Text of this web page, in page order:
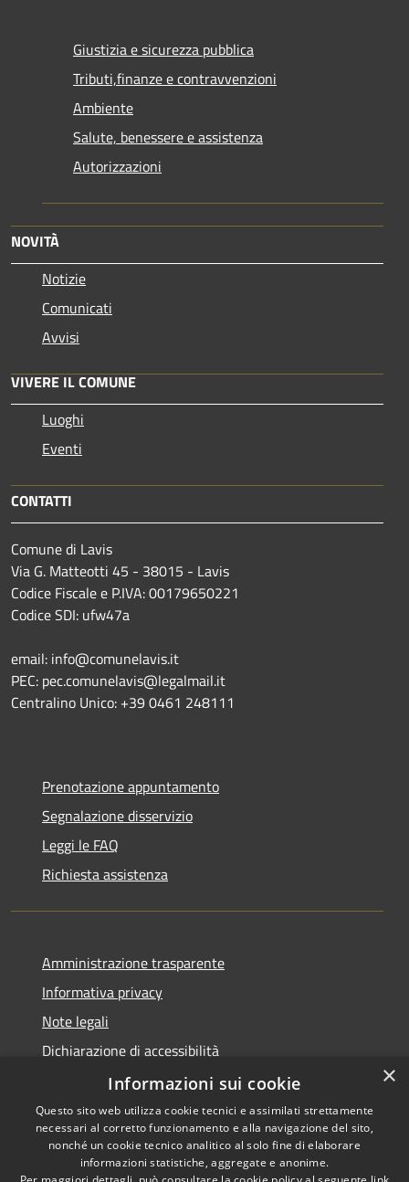
Giustizia e sicurezza pubblica
Tributi,finanze e contravvenzioni
Ambiente
Salute, benessere e assistenza
Autorizzazioni
NOVITÀ
Notizie
Comunicati
Avvisi
VIVERE IL COMUNE
Luoghi
Eventi
CONTATTI
Comune di Lavis
Via G. Matteotti 45 - 38015 - Lavis
Codice Fiscale e P.IVA: 00179650221
Codice SDI: ufw47a
email: info@comunelavis.it
PEC: pec.comunelavis@legalmail.it
Centralino Unico: +39 0461 248111
Prenotazione appuntamento
Segnalazione disservizio
Leggi le FAQ
Richiesta assistenza
Amministrazione trasparente
Informativa privacy
Note legali
Dichiarazione di accessibilità
Informative Privacy
RSS Copyright © 2026 • Comune di
×
Informazioni sui cookie
Questo sito web utilizza cookie tecnici e assimilati strettamente
necessari al corretto funzionamento e alla navigazione del sito,
nonché un cookie tecnico analitico al solo fine di elaborare
informazioni statistiche, aggregate e anonime.